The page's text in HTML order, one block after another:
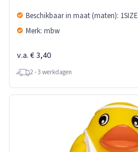
Beschikbaar in maat (maten): 1SIZE
Merk: mbw
v.a. € 3,40
2 - 3 werkdagen